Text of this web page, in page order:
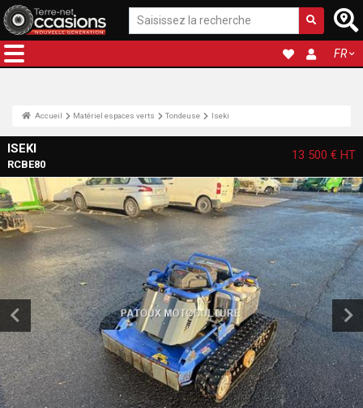
FR
Accueil Matériel espaces verts Tondeuse Iseki
ISEKI
RCBE80
13 500 € HT